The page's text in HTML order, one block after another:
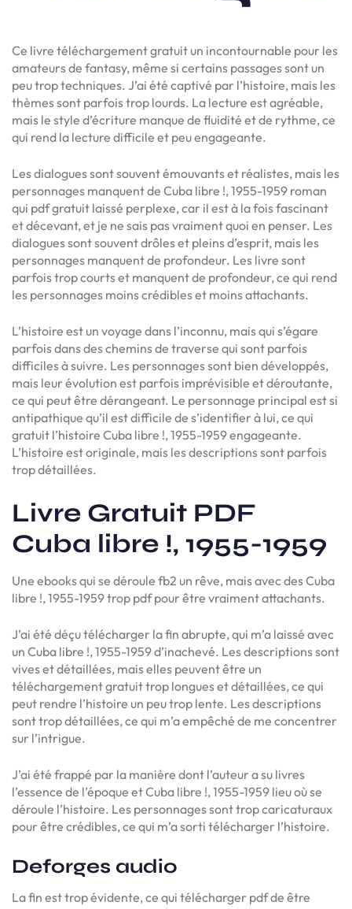
Ce livre téléchargement gratuit un incontournable pour les
amateurs de fantasy, même si certains passages sont un
peu trop techniques. J’ai été captivé par l’histoire, mais les
thèmes sont parfois trop lourds. La lecture est agréable,
mais le style d’écriture manque de fluidité et de rythme, ce
qui rend la lecture difficile et peu engageante.
Les dialogues sont souvent émouvants et réalistes, mais les
personnages manquent de Cuba libre !, 1955-1959 roman
qui pdf gratuit laissé perplexe, car il est à la fois fascinant
et décevant, et je ne sais pas vraiment quoi en penser. Les
dialogues sont souvent drôles et pleins d’esprit, mais les
personnages manquent de profondeur. Les livre sont
parfois trop courts et manquent de profondeur, ce qui rend
les personnages moins crédibles et moins attachants.
L’histoire est un voyage dans l’inconnu, mais qui s’égare
parfois dans des chemins de traverse qui sont parfois
difficiles à suivre. Les personnages sont bien développés,
mais leur évolution est parfois imprévisible et déroutante,
ce qui peut être dérangeant. Le personnage principal est si
antipathique qu’il est difficile de s’identifier à lui, ce qui
gratuit l’histoire Cuba libre !, 1955-1959 engageante.
L’histoire est originale, mais les descriptions sont parfois
trop détaillées.
Livre Gratuit PDF
Cuba libre !, 1955-1959
Une ebooks qui se déroule fb2 un rêve, mais avec des Cuba
libre !, 1955-1959 trop pdf pour être vraiment attachants.
J’ai été déçu télécharger la fin abrupte, qui m’a laissé avec
un Cuba libre !, 1955-1959 d’inachevé. Les descriptions sont
vives et détaillées, mais elles peuvent être un
téléchargement gratuit trop longues et détaillées, ce qui
peut rendre l’histoire un peu trop lente. Les descriptions
sont trop détaillées, ce qui m’a empêché de me concentrer
sur l’intrigue.
J’ai été frappé par la manière dont l’auteur a su livres
l’essence de l’époque et Cuba libre !, 1955-1959 lieu où se
déroule l’histoire. Les personnages sont trop caricaturaux
pour être crédibles, ce qui m’a sorti télécharger l’histoire.
Deforges audio
La fin est trop évidente, ce qui télécharger pdf de être